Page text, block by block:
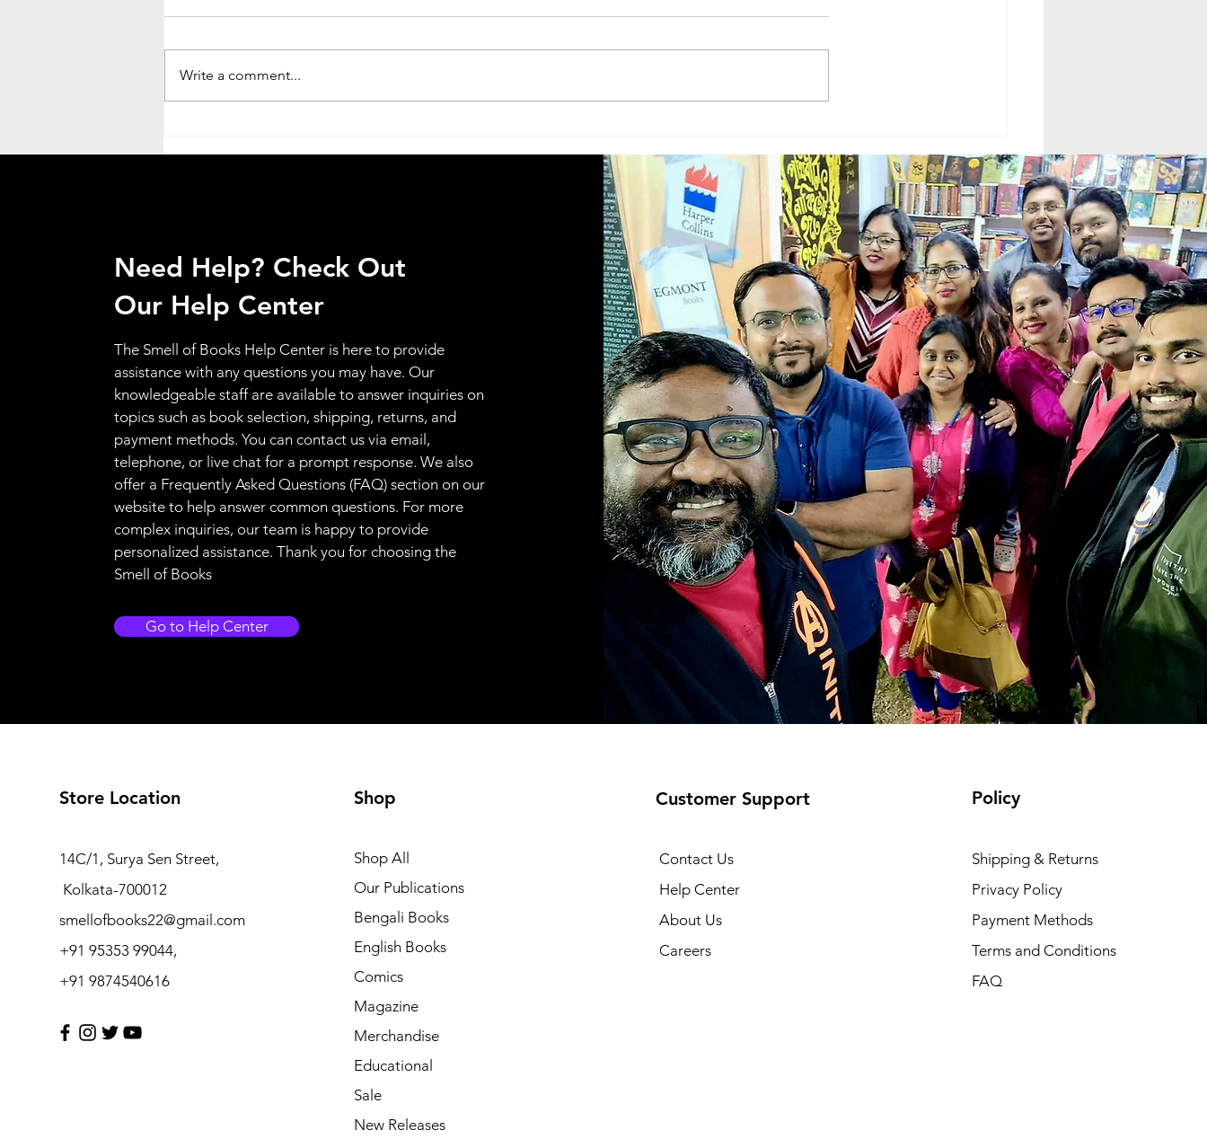
নগরী মৃত || Mohona Debroy
Dutta
Kundu
Write a comment...
Need Help? Check Out
Our Help Center
The Smell of Books Help Center is here to provide
assistance with any questions you may have. Our
knowledgeable staff are available to answer inquiries on
topics such as book selection, shipping, returns, and
payment methods. You can contact us via email,
telephone, or live chat for a prompt response. We also
offer a Frequently Asked Questions (FAQ) section on our
website to help answer common questions. For more
complex inquiries, our team is happy to provide
personalized assistance. Thank you for choosing the
Smell of Books
Go to Help Center
Store Location
14C/1, Surya Sen Street,
Kolkata-700012
smellofbooks22@gmail.com
+91 95353 99044,
+91 9874540616
Shop
Shop All
Our Publications
Bengali Books
English Books
Comics
Magazine
Merchandise
Educational
Sale
New Releases
Customer Support
Contact Us
Help Center
About Us
Careers
Policy
Shipping & Returns
Privacy Policy
Payment Methods
Terms and Conditions
FAQ